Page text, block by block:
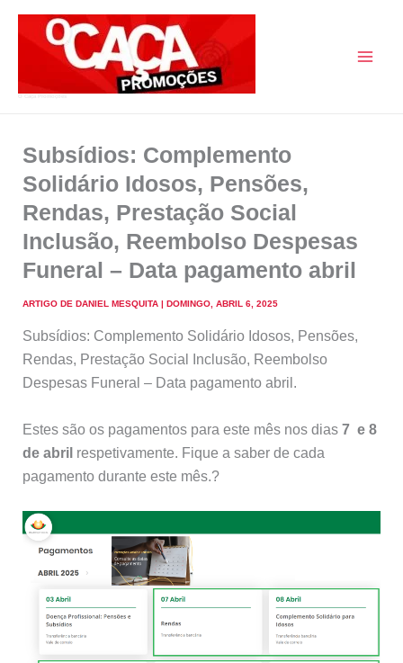
Subsídios: Complemento
Solidário Idosos, Pensões,
Rendas, Prestação Social
Inclusão, Reembolso Despesas
Funeral – Data pagamento abril
ARTIGO DE DANIEL MESQUITA | DOMINGO, ABRIL 6, 2025
Subsídios: Complemento Solidário Idosos, Pensões,
Rendas, Prestação Social Inclusão, Reembolso
Despesas Funeral – Data pagamento abril.
Estes são os pagamentos para este mês nos dias7 e 8
de abril respetivamente. Fique a saber de cada
pagamento durante este mês.?